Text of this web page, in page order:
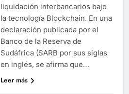
liquidación interbancarios bajo
la tecnología Blockchain. En una
declaración publicada por el
Banco de la Reserva de
Sudáfrica (SARB por sus siglas
en inglés, se afirma que…
Leer más